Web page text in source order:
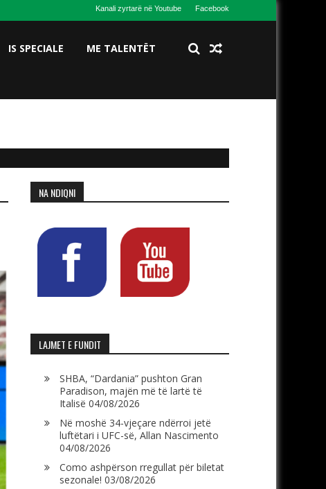
Kanali zyrtarë në Youtube Facebook
IS SPECIALE ME TALENTËT
NA NDIQNI
LAJMET E FUNDIT
SHBA, “Dardania” pushton Gran
Paradison, majën më të lartë të
Italisë 04/08/2026
Në moshë 34-vjeçare ndërroi jetë
luftëtari i UFC-së, Allan Nascimento
04/08/2026
Como ashpërson rregullat për biletat
sezonale! 03/08/2026